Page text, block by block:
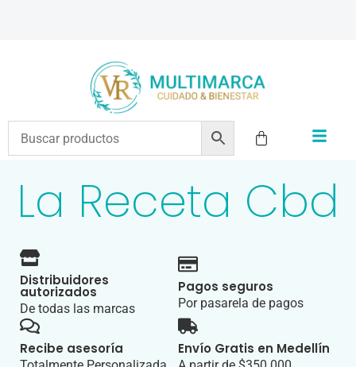
La Receta Cbd
Distribuidores
autorizados
De todas las marcas
Pagos seguros
Por pasarela de pagos
Recibe asesoría Envío Gratis en Medellín